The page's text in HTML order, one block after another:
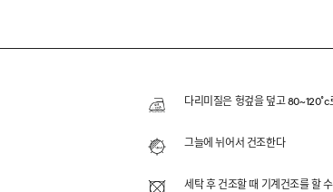
원사 ASKIN의 조합으로 부드러우면서도 쾌적
다리미질은 헝겊을 덮고
그늘에 뉘어서 건조한다
세탁 후 건조할 때 기계건조를 할